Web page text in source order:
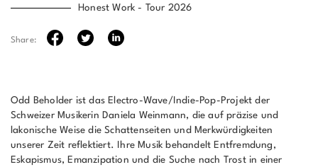
Honest Work - Tour 2026
Share:
Odd Beholder ist das Electro-Wave/Indie-Pop-Projekt der
Schweizer Musikerin Daniela Weinmann, die auf präzise und
lakonische Weise die Schattenseiten und Merkwürdigkeiten
unserer Zeit reflektiert. Ihre Musik behandelt Entfremdung,
Eskapismus, Emanzipation und die Suche nach Trost in einer